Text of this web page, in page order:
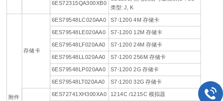
6ES72315QA300XB0
类型: J, K
附件
存储卡
6ES79548LC020AA0
S7-1200 4M 存储卡
6ES79548LE020AA0
S7-1200 12M 存储卡
6ES79548LF020AA0
S7-1200 24M 存储卡
6ES79548LL020AA0
S7-1200 256M 存储卡
6ES79548LP020AA0
S7-1200 2G 存储卡
6ES79548LT020AA0 S7-1200 32G 存储卡
6ES72741XH300XA0 1214C /1215C 模拟器